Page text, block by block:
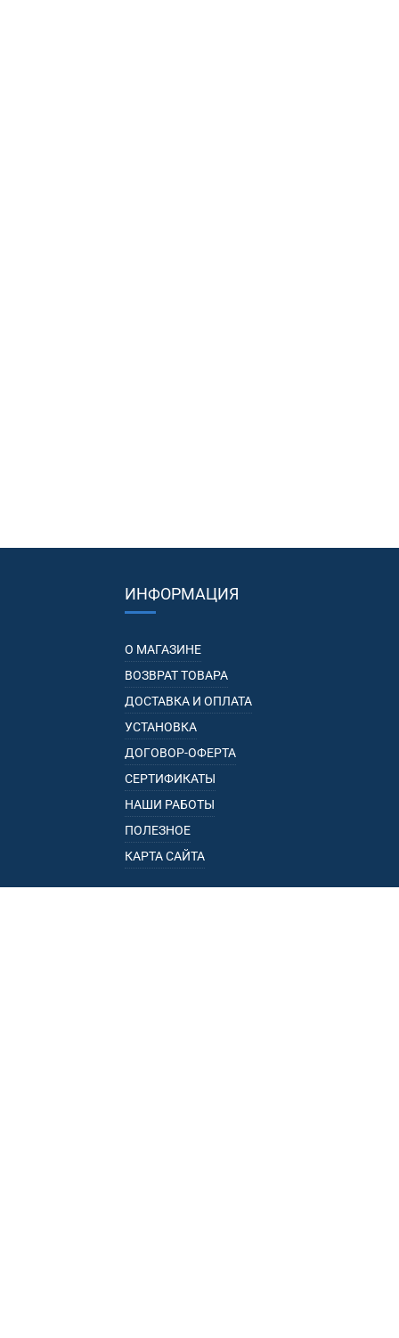
ИНФОРМАЦИЯ
О МАГАЗИНЕ
ВОЗВРАТ ТОВАРА
ДОСТАВКА И ОПЛАТА
УСТАНОВКА
ДОГОВОР-ОФЕРТА
СЕРТИФИКАТЫ
НАШИ РАБОТЫ
ПОЛЕЗНОЕ
КАРТА САЙТА